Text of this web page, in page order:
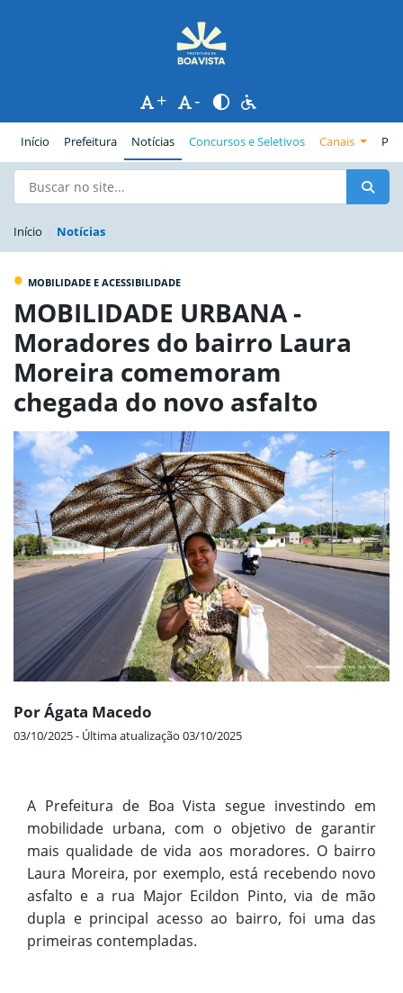
+ -
Início Prefeitura(página atual)
Notícias Concursos e Seletivos Canais
Início Notícias
• MOBILIDADE E ACESSIBILIDADE
MOBILIDADE URBANA -
Moradores do bairro Laura
Moreira comemoram
chegada do novo asfalto
Por Ágata Macedo
03/10/2025 - Última atualização 03/10/2025
A Prefeitura de Boa Vista segue investindo em
mobilidade urbana, com o objetivo de garantir
mais qualidade de vida aos moradores. O bairro
Laura Moreira, por exemplo, está recebendo novo
asfalto e a rua Major Ecildon Pinto, via de mão
dupla e principal acesso ao bairro, foi uma das
primeiras contempladas.